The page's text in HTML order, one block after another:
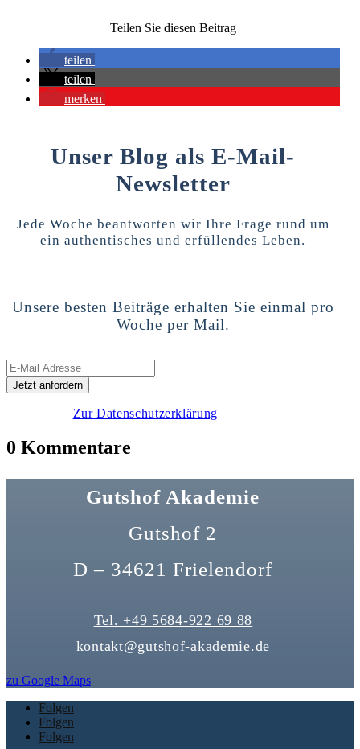
Teilen Sie diesen Beitrag
teilen
teilen
merken
Unser Blog als E-Mail-
Newsletter
Jede Woche beantworten wir Ihre Frage rund um
ein authentisches und erfüllendes Leben.
Unsere besten Beiträge erhalten Sie einmal pro
Woche per Mail.
Zur Datenschutzerklärung
0 Kommentare
Gutshof Akademie
Gutshof 2
D – 34621 Frielendorf
Tel. +49 5684-922 69 88
kontakt@gutshof-akademie.de
zu Google Maps
Folgen
Folgen
Folgen